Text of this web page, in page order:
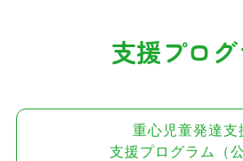
支援プロ
重心児童発達支
支援プログラム（公